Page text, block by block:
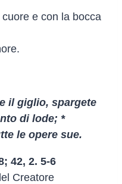
e con la bocca
il giglio, spargete
di lode; *
le opere sue.
42, 2. 5-6
Creatore